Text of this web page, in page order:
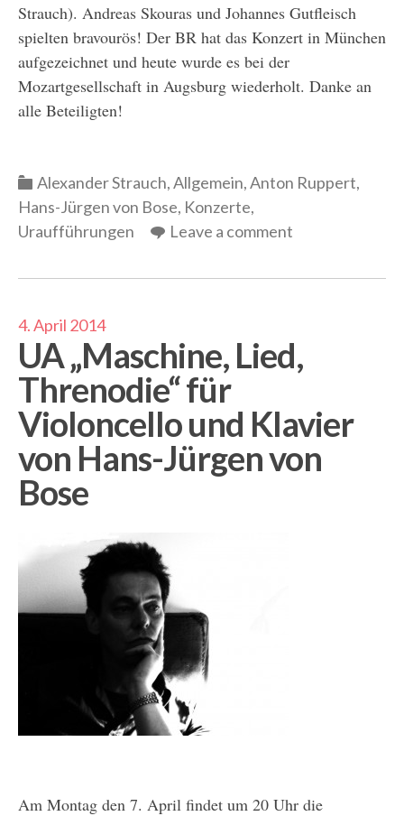
Strauch). Andreas Skouras und Johannes Gutfleisch
spielten bravourös! Der BR hat das Konzert in München
aufgezeichnet und heute wurde es bei der
Mozartgesellschaft in Augsburg wiederholt. Danke an
alle Beteiligten!
Categories
Alexander Strauch,Allgemein,Anton Ruppert,
Hans-Jürgen von Bose, Konzerte,
Uraufführungen
Leave a comment
4. April 2014
UA „Maschine, Lied,
Threnodie“ für
Violoncello und Klavier
von Hans-Jürgen von
Bose
Am Montag den 7. April findet um 20 Uhr die